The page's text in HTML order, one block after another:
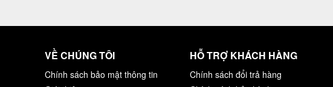
VỀ CHÚNG TÔI
Chính sách bảo mật thông tin
HỖ TRỢ KHÁCH HÀNG
Chính sách đổi trả hàng